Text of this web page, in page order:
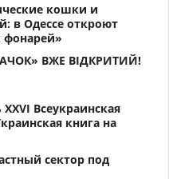
кошки и
в Одессе откроют
ВЖЕ ВІДКРИТИЙ!
Всеукраинская
книга на
сектор под